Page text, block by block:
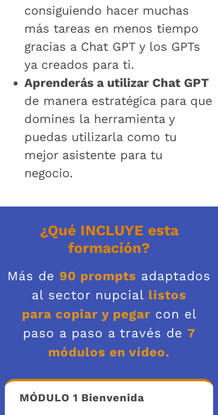
consiguiendo hacer muchas
más tareas en menos tiempo
gracias a Chat GPT y los GPTs
ya creados para ti.
Aprenderás a utilizar Chat GPT
de manera estratégica para que
domines la herramienta y
puedas utilizarla como tu
mejor asistente para tu
negocio.
¿Qué INCLUYE esta
formación?
Más de 90 prompts adaptados
al sector nupcial listos
para copiar y pegar con el
paso a paso a través de 7
módulos en vídeo.
MÓDULO 1 Bienvenida